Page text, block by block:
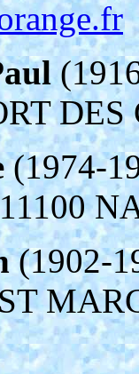
DES
(1974-
(1902-